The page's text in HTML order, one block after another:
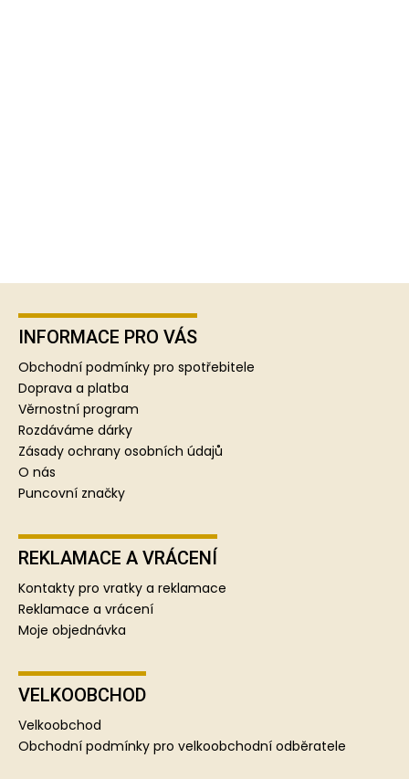
Z
INFORMACE PRO VÁS
Obchodní podmínky pro spotřebitele
Doprava a platba
Věrnostní program
Rozdáváme dárky
Zásady ochrany osobních údajů
O nás
Puncovní značky
REKLAMACE A VRÁCENÍ
Kontakty pro vratky a reklamace
Reklamace a vrácení
Moje objednávka
VELKOOBCHOD
Velkoobchod
Obchodní podmínky pro velkoobchodní odběratele